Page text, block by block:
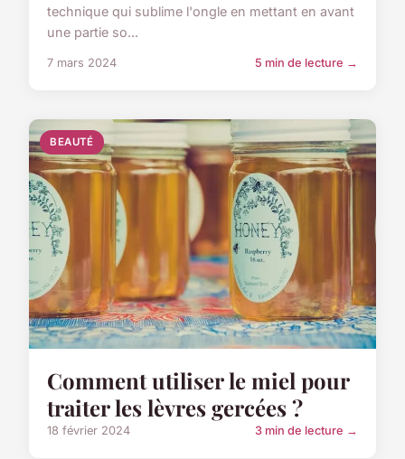
technique qui sublime l'ongle en mettant en avant
une partie so...
7 mars 2024 5 min de lecture →
BEAUTÉ
Comment utiliser le miel pour
traiter les lèvres gercées ?
18 février 2024 3 min de lecture →